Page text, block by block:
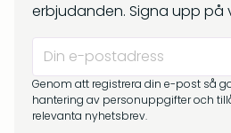
erbjudanden. Signa upp på
Genom att registrera din e-post så
hantering av personuppgifter och
relevanta nyhetsbrev.